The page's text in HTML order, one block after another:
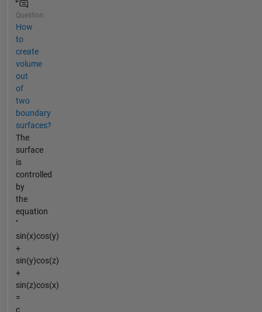
Question
How
to
create
volume
out
of
two
boundary
surfaces?
The
surface
is
controlled
by
the
equation
''
sin(x)cos(y)
+
sin(y)cos(z)
+
sin(z)cos(x)
=
c